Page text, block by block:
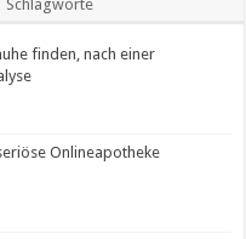
Schlagworte
finden, nach einer
Onlineapotheke